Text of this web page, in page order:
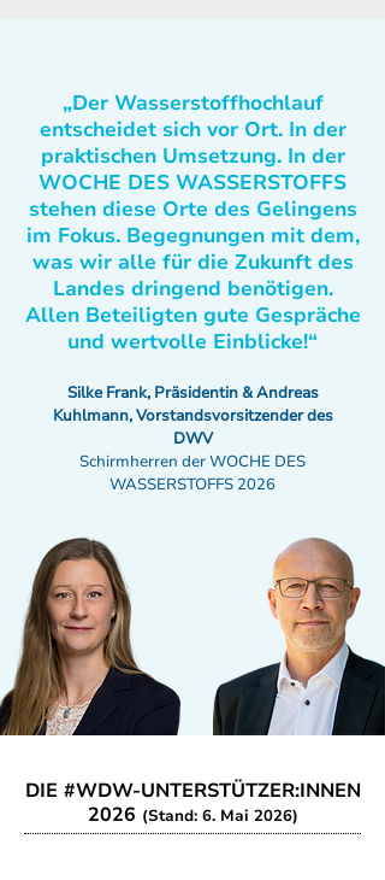
„Der Wasserstoffhochlauf
entscheidet sich vor Ort. In der
praktischen Umsetzung. In der
WOCHE DES WASSERSTOFFS
stehen diese Orte des Gelingens
im Fokus. Begegnungen mit dem,
was wir alle für die Zukunft des
Landes dringend benötigen.
Allen Beteiligten gute Gespräche
und wertvolle Einblicke!“
Silke Frank, Präsidentin & Andreas
Kuhlmann, Vorstandsvorsitzender des
DWV
Schirmherren der WOCHE DES
WASSERSTOFFS 2026
DIE #WDW-UNTERSTÜTZER:INNEN
2026 (Stand: 6. Mai 2026)